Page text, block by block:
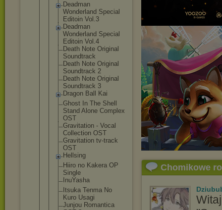
Deadman
Wonderland Special
Editoin Vol.3
Deadman
Wonderland Special
Editoin Vol.4
Death Note Original
Soundtrack
Death Note Original
Soundtrack 2
Death Note Original
Soundtrack 3
Dragon Ball Kai
Ghost In The Shell
Stand Alone Complex
OST
Gravitation - Vocal
Collection OST
Gravitation tv-track
OST
Hellsing
Hiiro no Kakera OP
Single
InuYasha
Itsuka Tenma No
Kuro Usagi
Junjou Romantica
Chomikowe